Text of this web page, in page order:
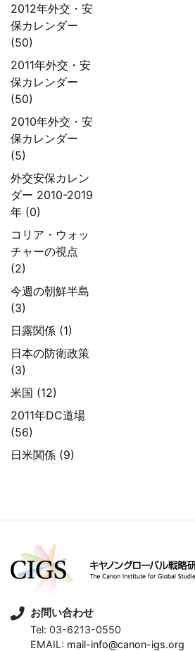
2012年外交・安
保カレンダー
(50)
2011年外交・安
保カレンダー
(50)
2010年外交・安
保カレンダー
(5)
外交安保カレン
ダー 2010-2019
年 (0)
コリア・ウォッ
チャーの視点
(2)
今週の朝鮮半島
(3)
日露関係 (1)
日本の防衛政策
(3)
米国 (12)
2011年DC道場
(56)
日米関係 (9)
お問い合わせ
Tel: 03-6213-0550
EMAIL: mail-info@canon-igs.org